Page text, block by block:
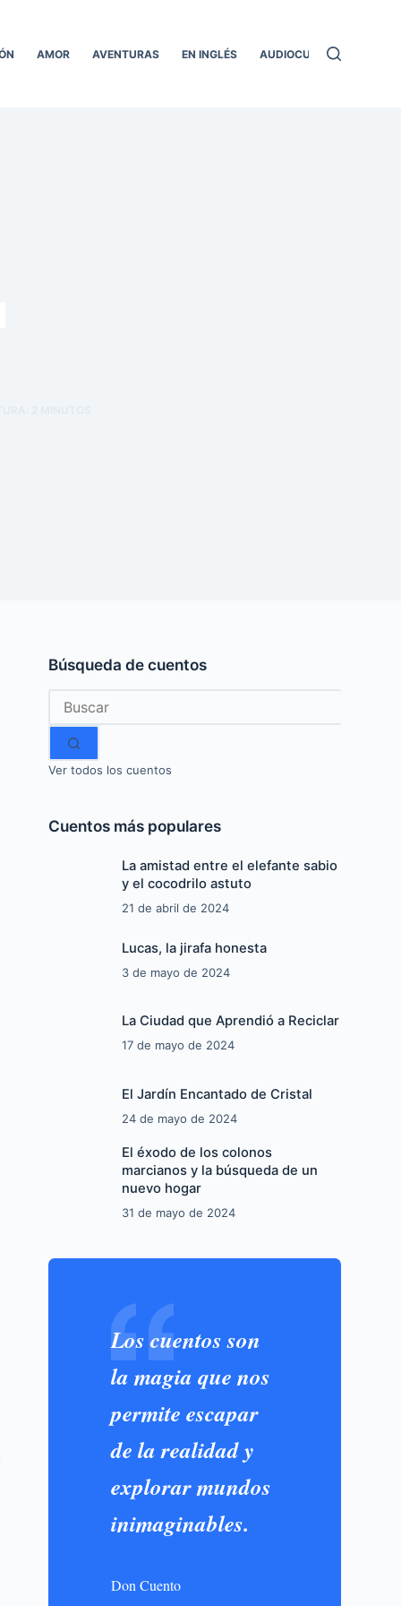
AMOR AVENTURAS EN INGLÉS AUDIOCUENTOS
Búsqueda de cuentos
Sin
resultados
Ver todos los cuentos
Cuentos más populares
La amistad entre el elefante sabio
y el cocodrilo astuto
21 de abril de 2024
Lucas, la jirafa honesta
3 de mayo de 2024
La Ciudad que Aprendió a Reciclar
17 de mayo de 2024
El Jardín Encantado de Cristal
24 de mayo de 2024
El éxodo de los colonos
marcianos y la búsqueda de un
nuevo hogar
31 de mayo de 2024
Los cuentos son
la magia que nos
permite escapar
de la realidad y
explorar mundos
inimaginables.
Don Cuento